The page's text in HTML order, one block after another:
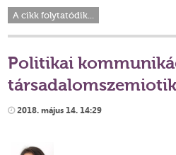
A cikk folytatódik...
Politikai
2018. május 14. 14:29